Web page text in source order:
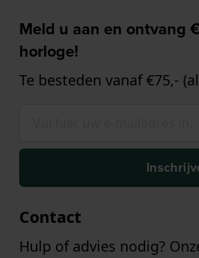
Meld u aan en ontvang
horloge!
Te besteden vanaf €75,-
Contact
Hulp of advies nodig?